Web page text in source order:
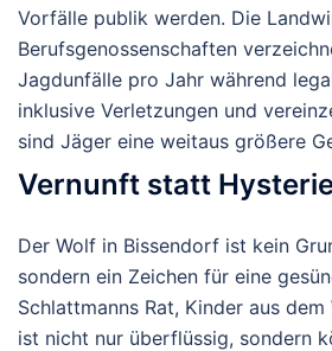
Vorfälle publik werden. Die
Berufsgenossenschaften
Jagdunfälle pro Jahr während
inklusive Verletzungen und
sind Jäger eine weitaus größere
Vernunft statt
Der Wolf in Bissendorf ist kein
sondern ein Zeichen für eine
Schlattmanns Rat, Kinder aus
ist nicht nur überflüssig, sondern